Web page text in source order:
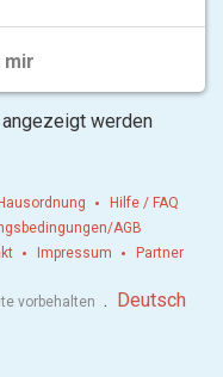
mir
werden
Hausordnung
Hilfe / FAQ
AGB
Impressum Partner
vorbehalten . Deutsch